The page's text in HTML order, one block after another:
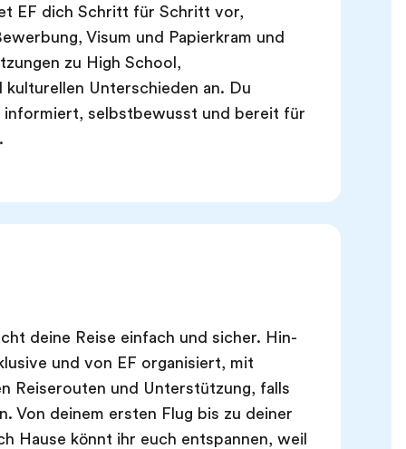
EF dich Schritt für Schritt vor,
Visum und Papierkram und
zu High School,
kulturellen Unterschieden an. Du
informiert, selbstbewusst und bereit für
deine Reise einfach und sicher. Hin-
und von EF organisiert, mit
Reiserouten und Unterstützung, falls
Von deinem ersten Flug bis zu deiner
Hause könnt ihr euch entspannen, weil